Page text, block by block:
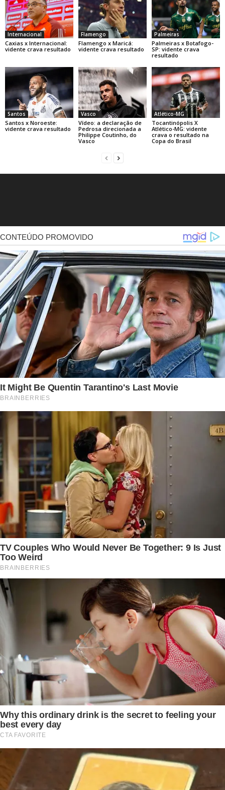
Internacional
Caxias x Internacional:
vidente crava resultado
Flamengo
Flamengo x Maricá:
vidente crava resultado
Palmeiras
Palmeiras x Botafogo-
SP: vidente crava
resultado
Santos
Santos x Noroeste:
vidente crava resultado
Vasco
Vídeo: a declaração de
Pedrosa direcionada a
Philippe Coutinho, do
Vasco
Atlético-MG
Tocantinópolis X
Atlético-MG: vidente
crava o resultado na
Copa do Brasil